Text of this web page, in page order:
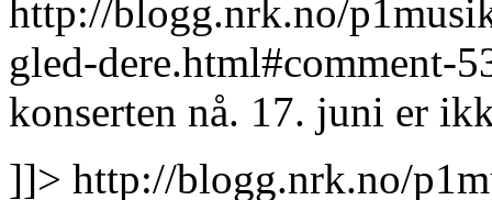
http://blogg.nrk.no/
gled-dere.html#comment-
konserten nå. 17. juni er
]]> http://blogg.nrk.no/